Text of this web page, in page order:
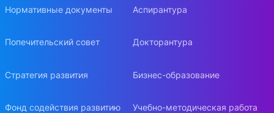
Нормативные документы
Попечительский совет
Стратегия развития
Фонд содействия развитию
Аспирантура
Докторантура
Бизнес-образование
Учебно-методическая работа